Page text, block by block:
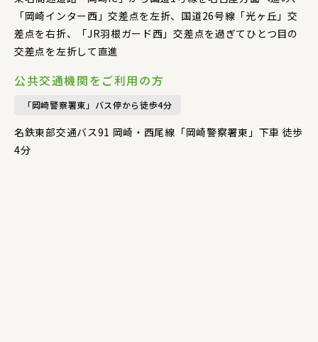
「岡崎インター西」交差点を左折、国道26号線「光ヶ丘」交
差点を右折、「JR羽根ガード西」交差点を過ぎてひとつ目の
交差点を左折して直進
公共交通機関をご利用の方
「岡崎警察署東」バス停から徒歩4分
名鉄東部交通バス91 岡崎・⻄尾線「岡崎警察署東」下⾞ 徒歩
4分